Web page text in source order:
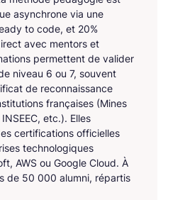
asynchrone via une
to code, et 20%
avec mentors et
permettent de valider
niveau 6 ou 7, souvent
de reconnaissance
françaises (Mines
etc.). Elles
certifications officielles
technologiques
AWS ou Google Cloud. À
de 50 000 alumni, répartis